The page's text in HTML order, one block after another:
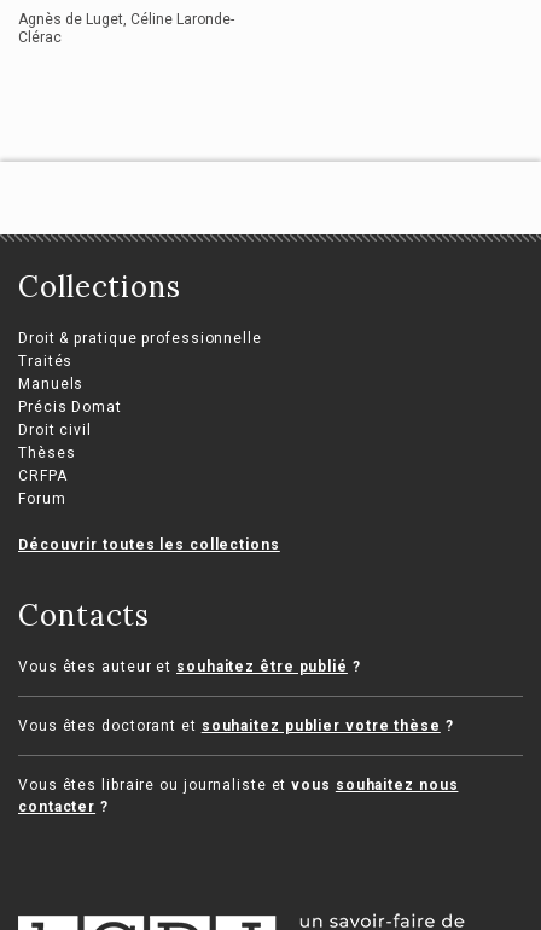
Agnès de Luget Céline Laronde-
Clérac
Collections
Droit & pratique professionnelle
Traités
Manuels
Précis Domat
Droit civil
Thèses
CRFPA
Forum
Découvrir toutes les collections
Contacts
Vous êtes auteur et souhaitez être publié ?
Vous êtes doctorant et souhaitez publier votre thèse ?
Vous êtes libraire ou journaliste etvous souhaitez nous
contacter ?